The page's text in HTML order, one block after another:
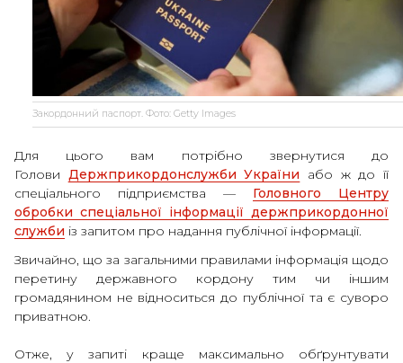
Закордонний паспорт. Фото: Getty Images
Для цього вам потрібно звернутися до
Голови Держприкордонслужби України або ж до її
спеціального підприємства — Головного Центру
обробки спеціальної інформації держприкордонної
служби із запитом про надання публічної інформації.
Звичайно, що за загальними правилами інформація щодо
перетину державного кордону тим чи іншим
громадянином не відноситься до публічної та є суворо
приватною.
Отже, у запиті краще максимально обґрунтувати